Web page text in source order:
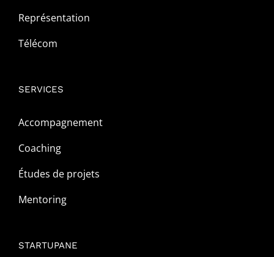
Représentation
Télécom
SERVICES
Accompagnement
Coaching
Études de projets
Mentoring
STARTUPANE